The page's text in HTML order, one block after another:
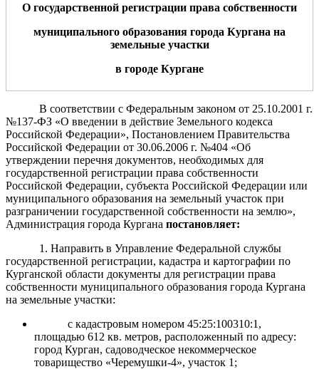
О государственной регистрации права собственности
муниципального образования города Кургана на
земельныеучастки
в городе Кургане
В соответствии с Федеральным законом от 25.10.2001 г.
№137-ФЗ «О введении в действие Земельного кодекса
Российской Федерации», Постановлением Правительства
Российской Федерации от 30.06.2006 г. №404 «Об
утверждении перечня документов, необходимых для
государственной регистрации права собственности
Российской Федерации, субъекта Российской Федерации или
муниципального образования на земельный участок при
разграничении государственной собственности на землю»,
Администрация города Кургана постановляет:
1. Направить в Управление Федеральной службы
государственной регистрации, кадастра и картографии по
Курганской области документы для регистрации права
собственности муниципального образования города Кургана
на земельные участки:
с кадастровым номером 45:25:100310:1,
площадью 612 кв. метров, расположенный по адресу:
город Курган, садоводческое некоммерческое
товарищество «Черемушки-4», участок 1;